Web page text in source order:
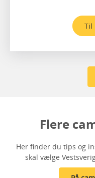
Til
Flere
Her finder du tips og
skal vælge